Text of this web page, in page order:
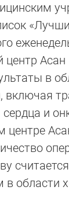
центр Асан
в
включая
сердца и
центре
области